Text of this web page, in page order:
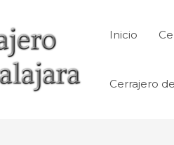
Inicio
Cerrajero